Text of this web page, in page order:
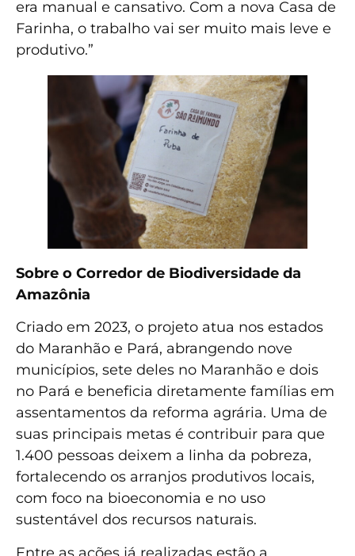
era manual e cansativo. Com a nova Casa de
Farinha, o trabalho vai ser muito mais leve e
produtivo.”
Sobre o Corredor de Biodiversidade da
Amazônia
Criado em 2023, o projeto atua nos estados
do Maranhão e Pará, abrangendo nove
municípios, sete deles no Maranhão e dois
no Pará e beneficia diretamente famílias em
assentamentos da reforma agrária. Uma de
suas principais metas é contribuir para que
1.400 pessoas deixem a linha da pobreza,
fortalecendo os arranjos produtivos locais,
com foco na bioeconomia e no uso
sustentável dos recursos naturais.
Entre as ações já realizadas estão a